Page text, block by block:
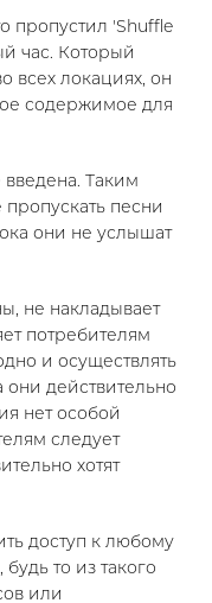
пропустил 'Shuffle
час. Который
всех локациях, он
содержимое для
Таким
песни
они не услышат
не накладывает
потребителям
и осуществлять
действительно
нет особой
следует
хотят
доступ к любому
то из такого
или